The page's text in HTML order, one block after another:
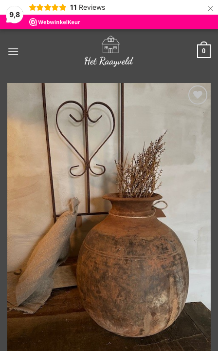
9,8
11 Reviews ×
naar
0
Toevoegen